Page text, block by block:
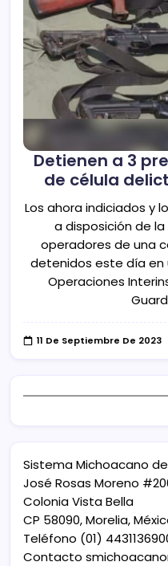
Detienen a 3
de célula
Los ahora indiciados y
a disposición de
operadores de una
detenidos este día en
Operaciones
11 De Septiembre De 2023
Sistema Michoacano
José Rosas Moreno
Colonia Vista Bella
CP 58090, Morelia,
Teléfono (01)
Contacto